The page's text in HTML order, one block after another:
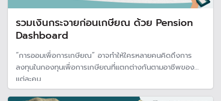
รวมเงินกระจายก่อนเกษียณ ด้วย Pension
Dashboard
“การออมเพื่อการเกษียณ” อาจทำให้ใครหลายคนคิดถึงการ
ลงทุนในกองทุนเพื่อการเกษียณที่แตกต่างกันตามอาชีพของ
แต่ละคน